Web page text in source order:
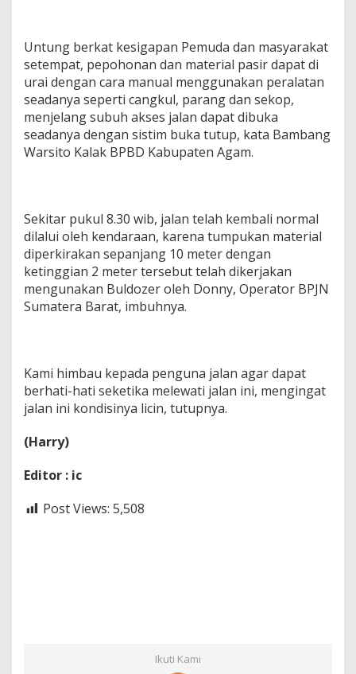
Untung berkat kesigapan Pemuda dan masyarakat
setempat, pepohonan dan material pasir dapat di
urai dengan cara manual menggunakan peralatan
seadanya seperti cangkul, parang dan sekop,
menjelang subuh akses jalan dapat dibuka
seadanya dengan sistim buka tutup, kata Bambang
Warsito Kalak BPBD Kabupaten Agam.
Sekitar pukul 8.30 wib, jalan telah kembali normal
dilalui oleh kendaraan, karena tumpukan material
diperkirakan sepanjang 10 meter dengan
ketinggian 2 meter tersebut telah dikerjakan
mengunakan Buldozer oleh Donny, Operator BPJN
Sumatera Barat, imbuhnya.
Kami himbau kepada penguna jalan agar dapat
berhati-hati seketika melewati jalan ini, mengingat
jalan ini kondisinya licin, tutupnya.
(Harry)
Editor : ic
Post Views: 5,508
Ikuti Kami